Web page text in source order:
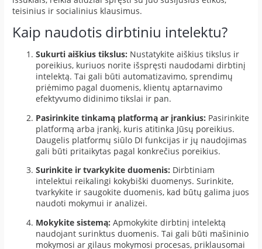
teisinius ir socialinius klausimus.
Kaip naudotis dirbtiniu intelektu?
Sukurti aiškius tikslus: Nustatykite aiškius tikslus ir
poreikius, kuriuos norite išspręsti naudodami dirbtinį
intelektą. Tai gali būti automatizavimo, sprendimų
priėmimo pagal duomenis, klientų aptarnavimo
efektyvumo didinimo tikslai ir pan.
Pasirinkite tinkamą platformą ar įrankius: Pasirinkite
platformą arba įrankį, kuris atitinka Jūsų poreikius.
Daugelis platformų siūlo DI funkcijas ir jų naudojimas
gali būti pritaikytas pagal konkrečius poreikius.
Surinkite ir tvarkykite duomenis: Dirbtiniam
intelektui reikalingi kokybiški duomenys. Surinkite,
tvarkykite ir saugokite duomenis, kad būtų galima juos
naudoti mokymui ir analizei.
Mokykite sistemą: Apmokykite dirbtinį intelektą
naudojant surinktus duomenis. Tai gali būti mašininio
mokymosi ar gilaus mokymosi procesas, priklausomai